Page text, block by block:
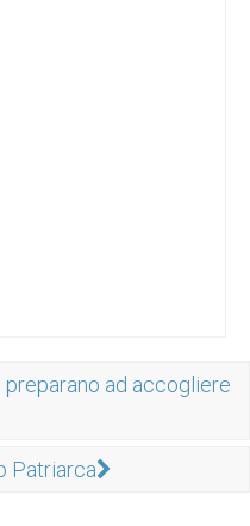
preparano ad accogliere
Patriarca